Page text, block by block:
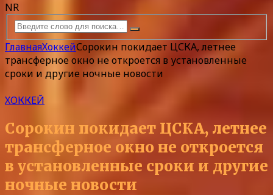
NR
ГлавнаяХоккейСорокин покидает ЦСКА, летнее
трансферное окно не откроется в установленные
сроки и другие ночные новости
ХОККЕЙ
Сорокин покидает ЦСКА, летнее
трансферное окно не откроется
в установленные сроки и другие
ночные новости